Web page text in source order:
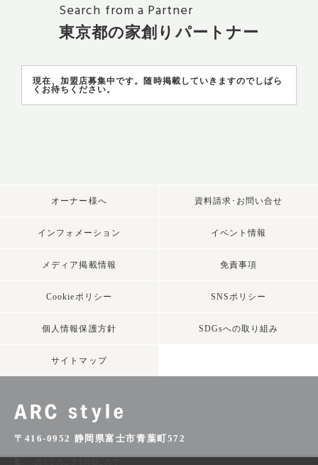
Search from a Partner
東京都の家創りパートナー
現在、加盟店募集中です。随時掲載していきますのでしばら
くお待ちください。
オーナー様へ 資料請求･お問い合せ
インフォメーション イベント情報
メディア掲載情報 免責事項
Cookieポリシー SNSポリシー
個人情報保護方針 SDGsへの取り組み
サイトマップ
〒416-0952 静岡県富士市青葉町572